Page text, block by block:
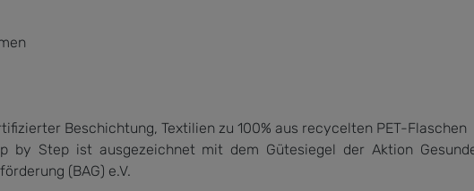
Beschichtung, Textilien zu 100% aus recycelten PET-Flaschen
by Step ist ausgezeichnet mit dem Gütesiegel der Aktion
(BAG) e.V.